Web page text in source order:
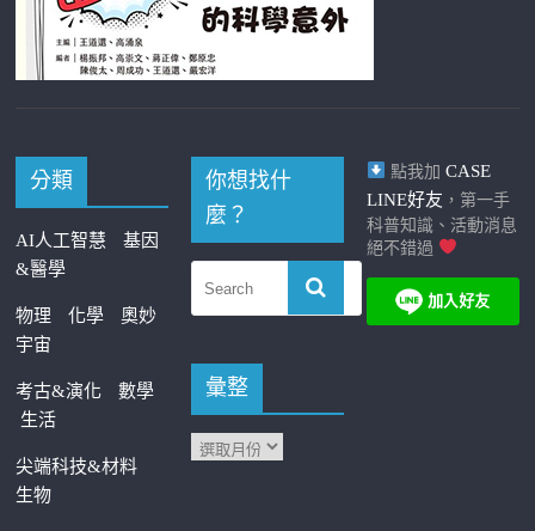
分類
AI人工智慧
基因
&醫學
物理 化學
奧妙
宇宙
考古&演化
數學
生活
尖端科技&材料
生物
你想找什
麼？
彙整
點我加 CASE
LINE好友 ，第一手
科普知識、活動消息
絕不錯過